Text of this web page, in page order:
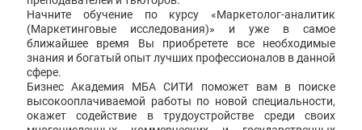
Начните обучение по курсу «Маркетолог-аналитик
(Маркетинговые исследования)» и уже в самое
ближайшее время Вы приобретете все необходимые
знания и богатый опыт лучших профессионалов в данной
сфере.
Бизнес Академия МБА СИТИ поможет вам в поиске
высокооплачиваемой работы по новой специальности,
окажет содействие в трудоустройстве среди своих